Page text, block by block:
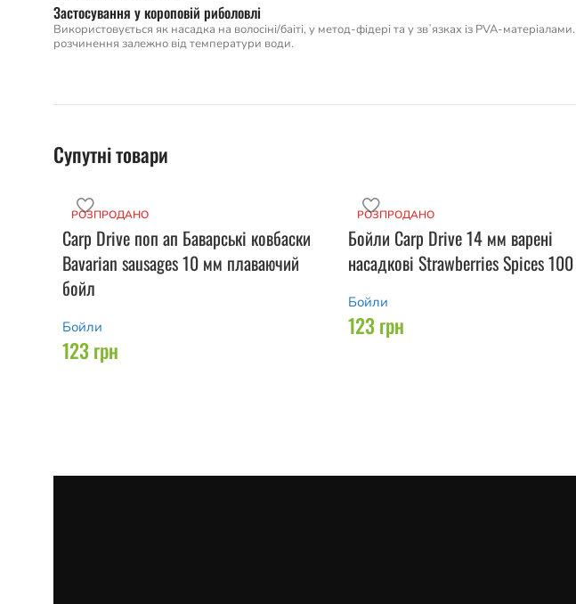
Застосування у короповій риболовлі
Використовується як насадка на волосіні/баіті, у метод-фідері та у звʼязках із PVA-
розчинення залежно від температури води.
Супутні товари
РОЗПРОДАНО
Carp Drive поп ап Баварські ковбаски
Bavarian sausages 10 мм плаваючий
бойл
Бойли
123 грн
РОЗПРОДАНО
Бойли Carp Drive 14 мм варені
насадкові Strawberries Spices
Бойли
123 грн